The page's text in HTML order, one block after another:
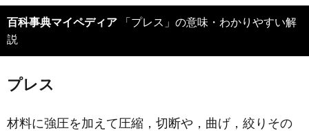
百科事典マイペディア 「プレス」の意味・わかりやすい解
説
プレス
材料に強圧を加えて圧縮，切断や，曲げ，絞りその